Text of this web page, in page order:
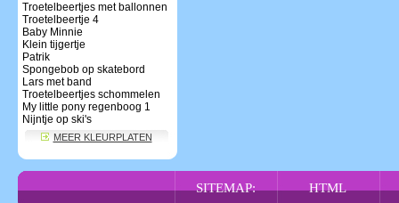
Troetelbeertjes met ballonnen
Troetelbeertje 4
Baby Minnie
Klein tijgertje
Patrik
Spongebob op skatebord
Lars met band
Troetelbeertjes schommelen
My little pony regenboog 1
Nijntje op ski's
MEER KLEURPLATEN
SITEMAP: HTML